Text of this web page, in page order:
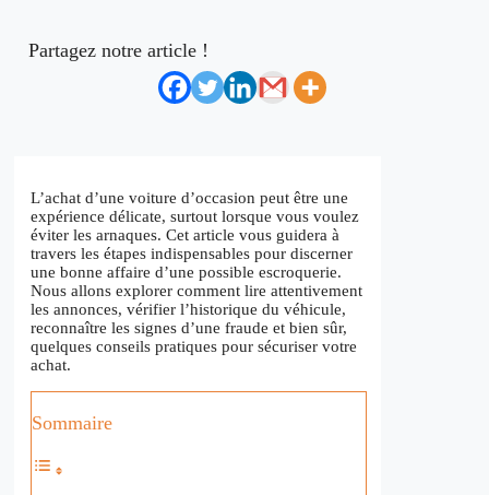
Partagez notre article !
L’achat d’une voiture d’occasion peut être une
expérience délicate, surtout lorsque vous voulez
éviter les arnaques. Cet article vous guidera à
travers les étapes indispensables pour discerner
une bonne affaire d’une possible escroquerie.
Nous allons explorer comment lire attentivement
les annonces, vérifier l’historique du véhicule,
reconnaître les signes d’une fraude et bien sûr,
quelques conseils pratiques pour sécuriser votre
achat.
Sommaire